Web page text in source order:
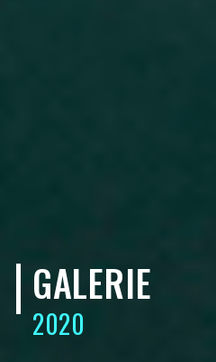
GALERIE
2020